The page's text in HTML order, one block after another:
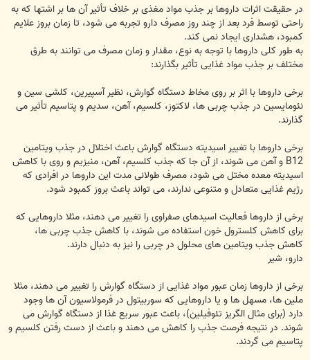
در حقیقت اثرات داروها بر جذب مواد مغذی بر خلاف تأثیر آن ها بر اشتها که به
راحتی توسط فرد بعد از چند روز مصرف دارو تجربه می شود، تا زمان بروز علایم
کمبود، هشداری ایجاد نمی کند.
به طور کلی داروها با توجه به نوع، مقدار و زمان مصرف می توانند به طرق
مختلف بر جذب مواد غذایی تأثیر بگذارند:
برخی داروها با اثر بر روی مخاط دستگاه گوارش، نظیر آسپیرین، کلشی سین و
نئومایسین در جذب چربی ها، لاکتوز، کلسیم، آهن، سدیم و پتاسیم تأثیر می
گذارند.
برخی داروها با تغییر اسیدیته دستگاه گوارش باعث اختلال در جذب ویتامین
B12 و آهن می شوند، از آن جا که جذب کلسیم، آهن، منیزیم و روی با کاهش
اسیدیته معده مختل می شود، مصرف طولانی مدت این داروها در افرادی که
رژیم غذایی متعادل و متنوعی ندارند، می تواند باعث بروز کمبود شود.
برخی از داروها فعالیت اسیدهای صفراوی را تغییر می دهند، مثلا داروهایی که
برای کاهش کلسترول خون استفاده می شوند، با کاهش جذب چربی ها،
کاهش جذب ویتامین های محلول در چربی را نیز به دنبال دارند.
دارو، شیر
برخی از داروها زمان عبور مواد غذایی از دستگاه گوارش را تغییر می دهند، مثلا
ملین ها، مسهل ها و یا داروهایی که سوربیتول در فرمولاسیون آن ها وجود
دارد (برای مثال الگریز تئوفیلین)، باعث عبور سریع غذا از دستگاه گوارش می
شوند. در نتیجه فرصت جذب را کاهش می دهند و باعث از دست رفتن کلسیم و
پتاسیم می گردند.